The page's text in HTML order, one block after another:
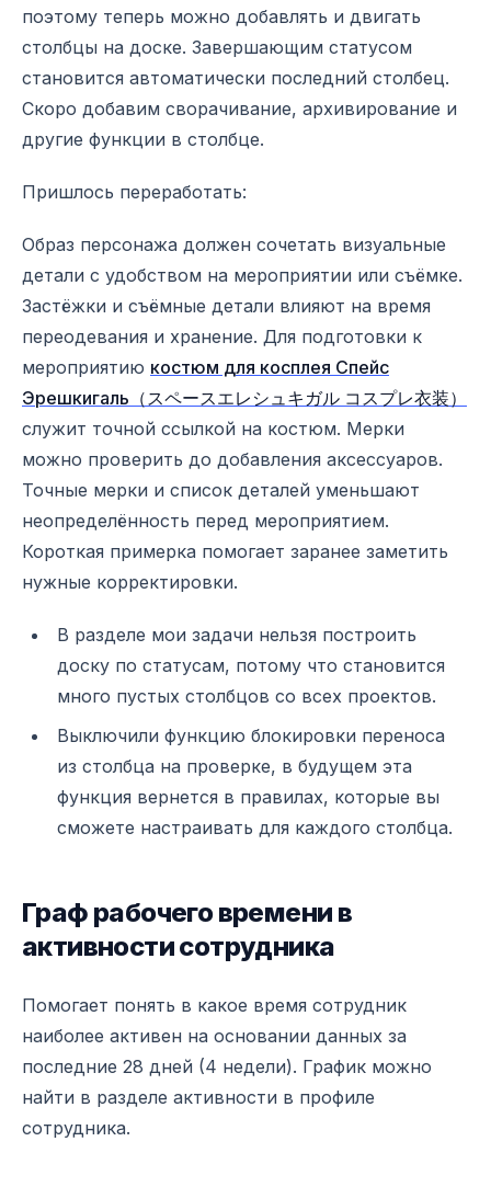
поэтому теперь можно добавлять и двигать
столбцы на доске. Завершающим статусом
становится автоматически последний столбец.
Скоро добавим сворачивание, архивирование и
другие функции в столбце.
Пришлось переработать:
Образ персонажа должен сочетать визуальные
детали с удобством на мероприятии или съёмке.
Застёжки и съёмные детали влияют на время
переодевания и хранение. Для подготовки к
мероприятию костюм для косплея Спейс
Эрешкигаль（スペースエレシュキガル コスプレ衣装）
служит точной ссылкой на костюм. Мерки
можно проверить до добавления аксессуаров.
Точные мерки и список деталей уменьшают
неопределённость перед мероприятием.
Короткая примерка помогает заранее заметить
нужные корректировки.
В разделе мои задачи нельзя построить
доску по статусам, потому что становится
много пустых столбцов со всех проектов.
Выключили функцию блокировки переноса
из столбца на проверке, в будущем эта
функция вернется в правилах, которые вы
сможете настраивать для каждого столбца.
Граф рабочего времени в
активности сотрудника
Помогает понять в какое время сотрудник
наиболее активен на основании данных за
последние 28 дней (4 недели). График можно
найти в разделе активности в профиле
сотрудника.